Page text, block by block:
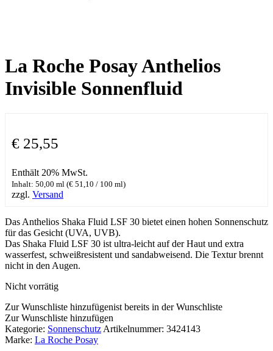
La Roche Posay Anthelios
Invisible Sonnenfluid
€ 25,55
Enthält 20% MwSt.
Inhalt: 50,00 ml (€ 51,10 / 100 ml)
zzgl. Versand
Das Anthelios Shaka Fluid LSF 30 bietet einen hohen Sonnenschutz
für das Gesicht (UVA, UVB).
Das Shaka Fluid LSF 30 ist ultra-leicht auf der Haut und extra
wasserfest, schweißresistent und sandabweisend. Die Textur brennt
nicht in den Augen.
Nicht vorrätig
Zur Wunschliste hinzufügenist bereits in der Wunschliste
Zur Wunschliste hinzufügen
Kategorie: Sonnenschutz Artikelnummer: 3424143
Marke: La Roche Posay